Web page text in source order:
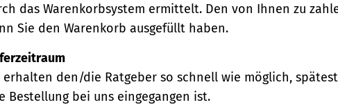
das Warenkorbsystem ermittelt. Den von Ihnen zu
Sie den Warenkorb ausgefüllt haben.
erhalten den/die Ratgeber so schnell wie möglich,
Bestellung bei uns eingegangen ist.